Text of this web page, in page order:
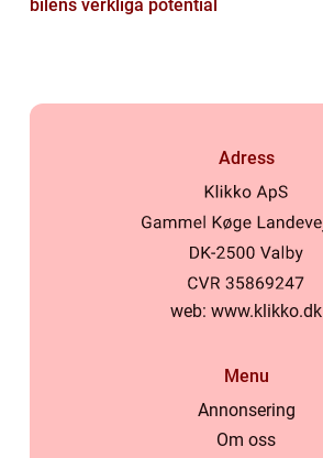
bilens verkliga potential
Adress
web: www.klikko.dk
Menu
Annonsering
Om oss